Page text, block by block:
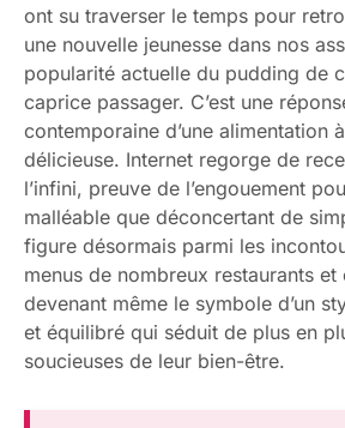
ont su traverser le temps pour
une nouvelle jeunesse dans nos
popularité actuelle du pudding de
caprice passager. C’est une
contemporaine d’une alimentation
délicieuse. Internet regorge de
l’infini, preuve de l’engouement
malléable que déconcertant de
figure désormais parmi les
menus de nombreux restaurants et
devenant même le symbole d’un
et équilibré qui séduit de plus en
soucieuses de leur bien-être.